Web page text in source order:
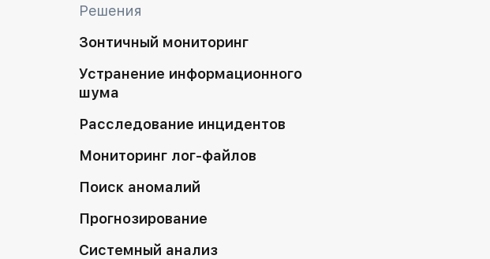
Решения
Зонтичный мониторинг
Устранение информационного
шума
Расследование инцидентов
Мониторинг лог-файлов
Поиск аномалий
Прогнозирование
Системный анализ